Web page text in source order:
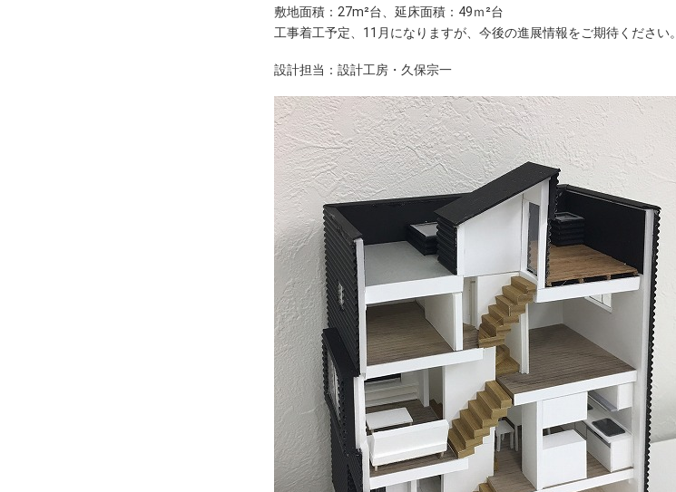
敷地面積：27m²台、延床面積：49ｍ²台
工事着工予定、11月になりますが、今後の進展情報をご期待ください。
設計担当：設計工房・久保宗一